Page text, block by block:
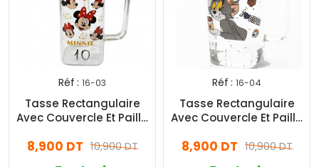
Réf : 16-03
Tasse Rectangulaire
Avec Couvercle Et Paille
10,900 DT
8,900 DT
Réf : 16-04
Tasse Rectangulaire
Avec Couvercle Et Paille
10,900 DT
8,900 DT